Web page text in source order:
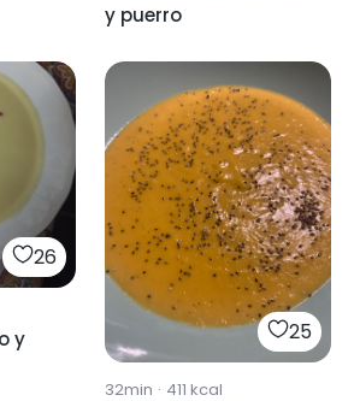
y puerro
26
y
25
32min · 411 kcal